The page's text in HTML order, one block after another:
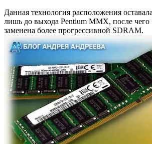
Данная технология расположения
лишь до выхода Pentium MMX, после
заменена более прогрессивной SDRAM.